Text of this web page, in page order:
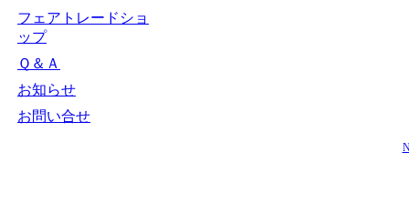
フェアトレードショ
ップ
Ｑ＆Ａ
お知らせ
お問い合せ